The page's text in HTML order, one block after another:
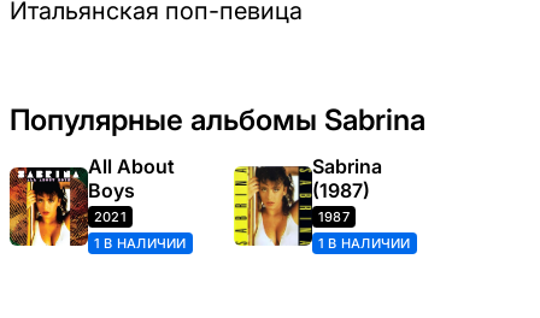
Итальянская поп-певица
Популярные альбомы Sabrina
All About
Boys
2021
1 В НАЛИЧИИ
Sabrina
(1987)
1987
1 В НАЛИЧИИ